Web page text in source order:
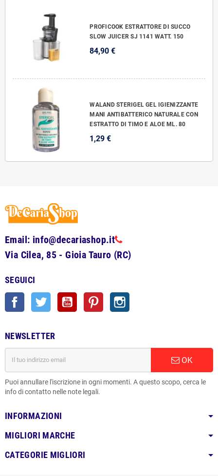
PROFICOOK ESTRATTORE DI SUCCO
SLOW JUICER SJ 1141 WATT. 150
84,90 €
WALAND STERIGEL GEL IGIENIZZANTE
MANI ANTIBATTERICO NATURALE CON
ESTRATTO DI TIMO E ALOE ML. 80
1,29 €
Email: info@decariashop.it
Via Cilea, 85 - Gioia Tauro (RC)
SEGUICI
Facebook Twitter YouTube Pinterest
NEWSLETTER
OK
Puoi annullare l'iscrizione in ogni momenti. A questo scopo, cerca le
info di contatto nelle note legali.
INFORMAZIONI
MIGLIORI MARCHE
CATEGORIE MIGLIORI